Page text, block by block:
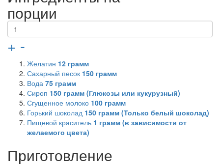
порции
+ -
Желатин 12 грамм
Сахарный песок 150 грамм
Вода 75 грамм
Сироп 150 грамм (Глюкозы или кукурузный)
Сгущенное молоко 100 грамм
Горький шоколад 150 грамм (Только белый шоколад)
Пищевой краситель 1 грамм (в зависимости от
желаемого цвета)
Приготовление